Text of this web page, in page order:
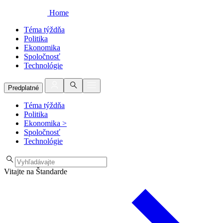
Home
Téma týždňa
Politika
Ekonomika
Spoločnosť
Technológie
Predplatné
Téma týždňa
Politika
Ekonomika >
Spoločnosť
Technológie
Vitajte na Štandarde